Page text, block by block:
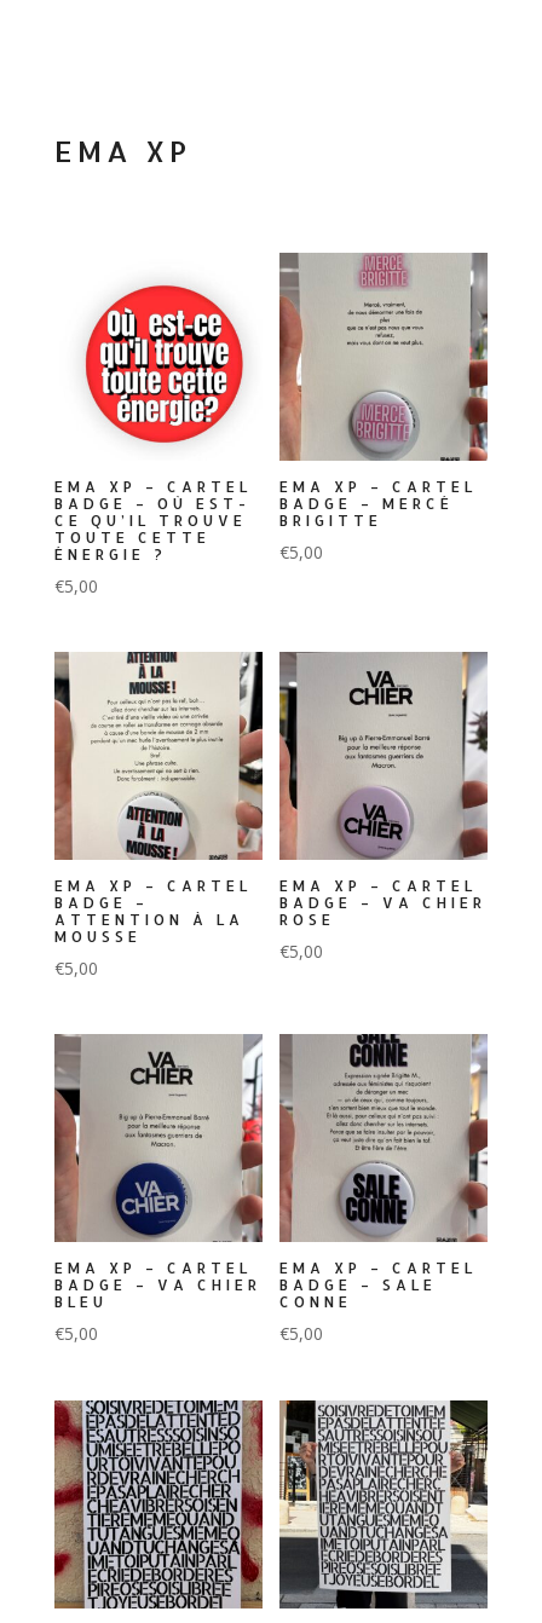
EMA XP
EMA XP – CARTEL
BADGE – OÙ EST-
CE QU’IL TROUVE
TOUTE CETTE
ÉNERGIE ?
€5,00
EMA XP – CARTEL
BADGE – MERCÉ
BRIGITTE
€5,00
EMA XP – CARTEL
BADGE –
ATTENTION À LA
MOUSSE
€5,00
EMA XP – CARTEL
BADGE – VA CHIER
ROSE
€5,00
EMA XP – CARTEL
BADGE – VA CHIER
BLEU
€5,00
EMA XP – CARTEL
BADGE – SALE
CONNE
€5,00